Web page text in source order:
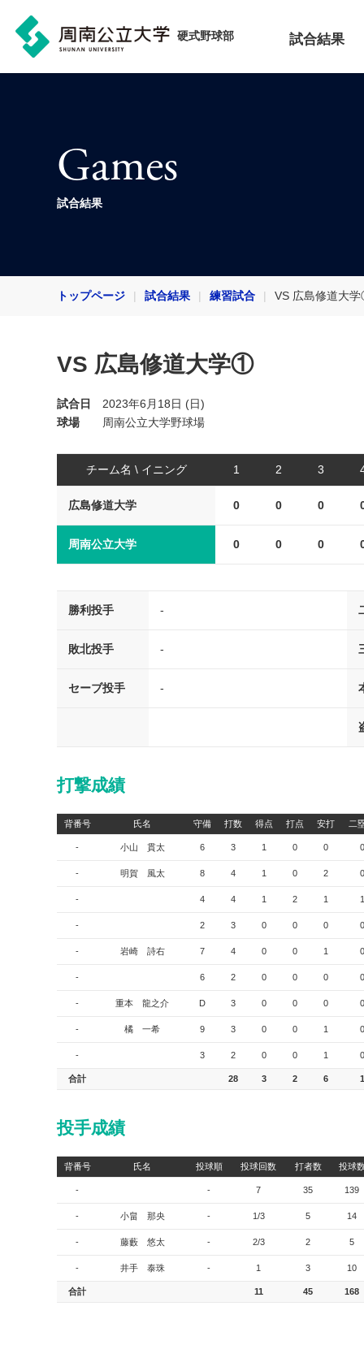
硬式野球部 試合結果
Games
試合結果
トップページ 試合結果 練習試合 VS 広島修道大
VS 広島修道大学①
試合日
2023年6月18日 (日)
球場
周南公立大学野球場
チーム名 \ イニング 1 2 3
広島修道大学 0 0 0
周南公立大学 0 0 0
勝利投手 -
敗北投手 -
セーブ投手 -
打撃成績
背番号 氏名 守備 打数 得点 打点 安打 二
- 小山 貫太 6 3 1 0 0 0
- 明賀 風太 8 4 1 0 2 0
- 4 4 1 2 1 1
- 2 3 0 0 0 0
- 岩崎 詩右 7 4 0 0 1 0
- 6 2 0 0 0 0
- 重本 龍之介 D 3 0 0 0 0
- 橘 一希 9 3 0 0 1 0
- 3 2 0 0 1 0
合計 28 3 2 6 1
投手成績
背番号 氏名 投球順 投球回数 打者数 投球
- - 7 35 139
- 小畠 那央 - 1/3 5 14
- 藤藪 悠太 - 2/3 2 5
- 井手 泰珠 - 1 3 10
合計 11 45 168